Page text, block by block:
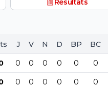
Résultats
J V N D BP BC
0 0 0 0 0 0
0 0 0 0 0 0